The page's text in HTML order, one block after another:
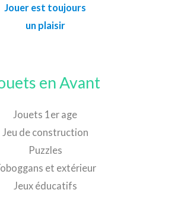
Jouer est toujours
un plaisir
en Avant
Jouets 1er age
Jeu de construction
Puzzles
et extérieur
Jeux éducatifs